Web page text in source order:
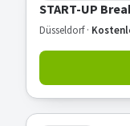
START-UP
Düsseldorf ·